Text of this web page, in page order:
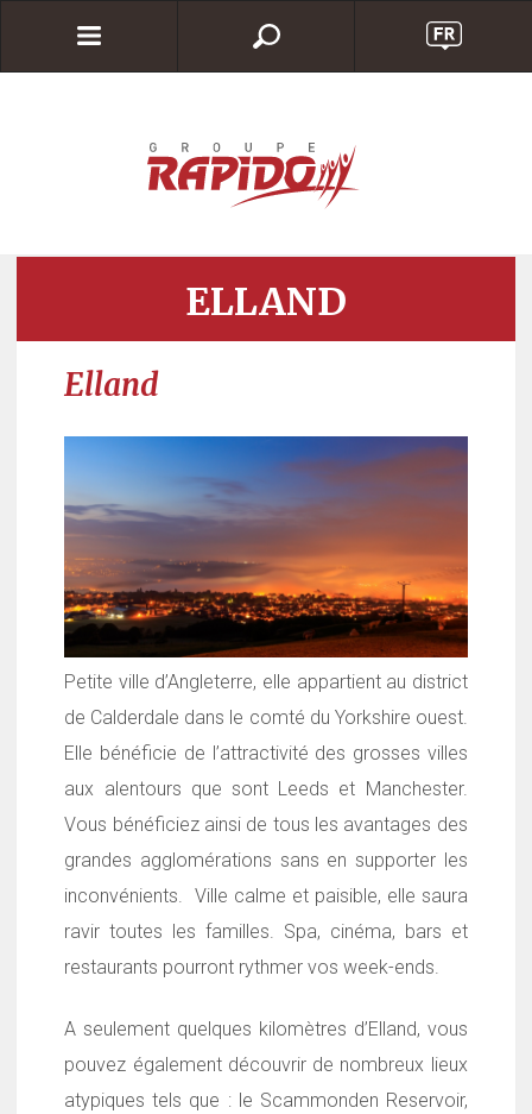
ELLAND
Elland
Petite ville d’Angleterre, elle appartient au district
de Calderdale dans le comté du Yorkshire ouest.
Elle bénéficie de l’attractivité des grosses villes
aux alentours que sont Leeds et Manchester.
Vous bénéficiez ainsi de tous les avantages des
grandes agglomérations sans en supporter les
inconvénients. Ville calme et paisible, elle saura
ravir toutes les familles. Spa, cinéma, bars et
restaurants pourront rythmer vos week-ends.
A seulement quelques kilomètres d’Elland, vous
pouvez également découvrir de nombreux lieux
atypiques tels que : le Scammonden Reservoir,